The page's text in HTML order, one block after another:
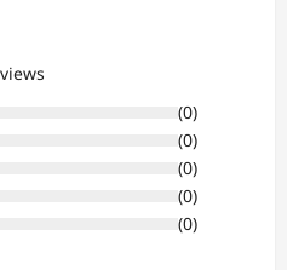
(0)
(0)
(0)
(0)
(0)